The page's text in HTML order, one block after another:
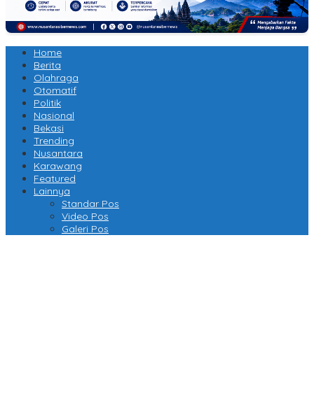
Home
Berita
Olahraga
Otomatif
Politik
Nasional
Bekasi
Trending
Nusantara
Karawang
Featured
Lainnya
Standar Pos
Video Pos
Galeri Pos